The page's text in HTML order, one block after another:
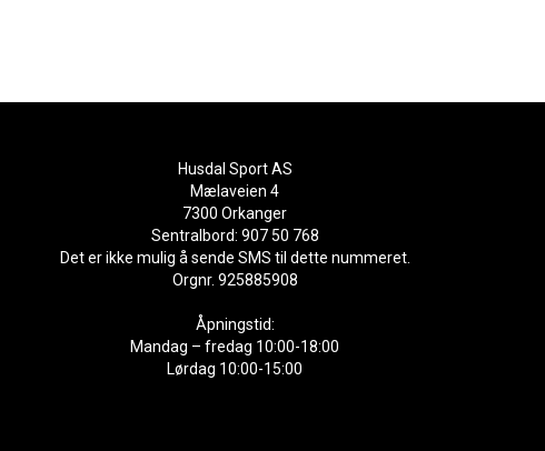
Husdal Sport AS
Mælaveien 4
7300 Orkanger
Sentralbord: 907 50 768
Det er ikke mulig å sende SMS til dette nummeret.
Orgnr. 925885908
Åpningstid:
Mandag – fredag 10:00-18:00
Lørdag 10:00-15:00